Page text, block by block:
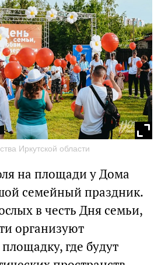
Иркутской области
на площади у Дома
семейный праздник.
в честь Дня семьи,
организуют
где будут